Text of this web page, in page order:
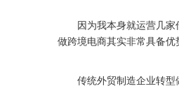
因为我本身就运营几家传
做跨境电商其实非常具备优
传统外贸制造企业转型